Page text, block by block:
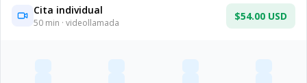
Cita individual
50 min · videollamada
$54.00 USD